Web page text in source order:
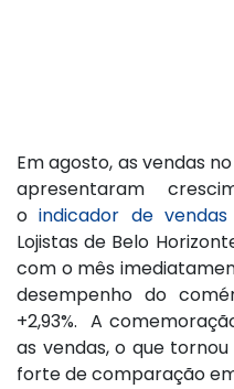
Em agosto, as vendas
apresentaram
oindicador de vendas
Lojistas de Belo
com o mês
desempenho do
+2,93%. A
as vendas, o que
forte de comparação